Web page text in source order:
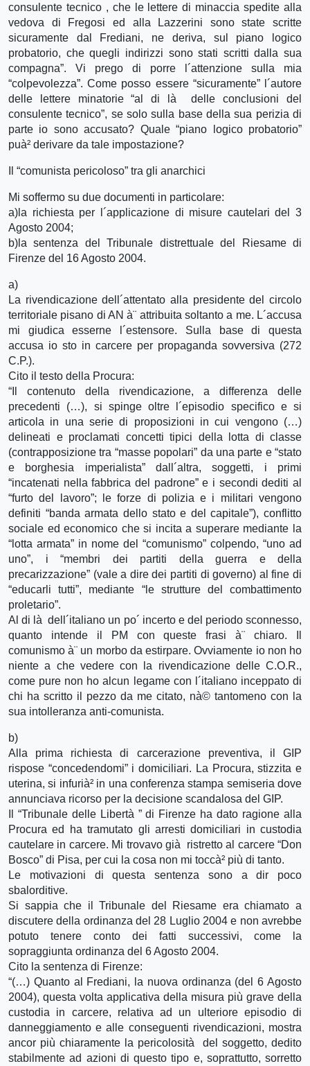
consulente tecnico , che le lettere di minaccia spedite alla
vedova di Fregosi ed alla Lazzerini sono state scritte
sicuramente dal Frediani, ne deriva, sul piano logico
probatorio, che quegli indirizzi sono stati scritti dalla sua
compagna”. Vi prego di porre l´attenzione sulla mia
“colpevolezza”. Come posso essere “sicuramente” l´autore
delle lettere minatorie “al di là delle conclusioni del
consulente tecnico”, se solo sulla base della sua perizia di
parte io sono accusato? Quale “piano logico probatorio”
puà² derivare da tale impostazione?
Il “comunista pericoloso” tra gli anarchici
Mi soffermo su due documenti in particolare:
a)la richiesta per l´applicazione di misure cautelari del 3
Agosto 2004;
b)la sentenza del Tribunale distrettuale del Riesame di
Firenze del 16 Agosto 2004.
a)
La rivendicazione dell´attentato alla presidente del circolo
territoriale pisano di AN à¨ attribuita soltanto a me. L´accusa
mi giudica esserne l´estensore. Sulla base di questa
accusa io sto in carcere per propaganda sovversiva (272
C.P.).
Cito il testo della Procura:
“Il contenuto della rivendicazione, a differenza delle
precedenti (…), si spinge oltre l´episodio specifico e si
articola in una serie di proposizioni in cui vengono (…)
delineati e proclamati concetti tipici della lotta di classe
(contrapposizione tra “masse popolari” da una parte e “stato
e borghesia imperialista” dall´altra, soggetti, i primi
“incatenati nella fabbrica del padrone” e i secondi dediti al
“furto del lavoro”; le forze di polizia e i militari vengono
definiti “banda armata dello stato e del capitale”), conflitto
sociale ed economico che si incita a superare mediante la
“lotta armata” in nome del “comunismo” colpendo, “uno ad
uno”, i “membri dei partiti della guerra e della
precarizzazione” (vale a dire dei partiti di governo) al fine di
“educarli tutti”, mediante “le strutture del combattimento
proletario”.
Al di là dell´italiano un po´ incerto e del periodo sconnesso,
quanto intende il PM con queste frasi à¨ chiaro. Il
comunismo à¨ un morbo da estirpare. Ovviamente io non ho
niente a che vedere con la rivendicazione delle C.O.R.,
come pure non ho alcun legame con l´italiano inceppato di
chi ha scritto il pezzo da me citato, nà© tantomeno con la
sua intolleranza anti-comunista.
b)
Alla prima richiesta di carcerazione preventiva, il GIP
rispose “concedendomi” i domiciliari. La Procura, stizzita e
uterina, si infurià² in una conferenza stampa semiseria dove
annunciava ricorso per la decisione scandalosa del GIP.
Il “Tribunale delle Libertà ” di Firenze ha dato ragione alla
Procura ed ha tramutato gli arresti domiciliari in custodia
cautelare in carcere. Mi trovavo già ristretto al carcere “Don
Bosco” di Pisa, per cui la cosa non mi toccà² più di tanto.
Le motivazioni di questa sentenza sono a dir poco
sbalorditive.
Si sappia che il Tribunale del Riesame era chiamato a
discutere della ordinanza del 28 Luglio 2004 e non avrebbe
potuto tenere conto dei fatti successivi, come la
sopraggiunta ordinanza del 6 Agosto 2004.
Cito la sentenza di Firenze:
“(…) Quanto al Frediani, la nuova ordinanza (del 6 Agosto
2004), questa volta applicativa della misura più grave della
custodia in carcere, relativa ad un ulteriore episodio di
danneggiamento e alle conseguenti rivendicazioni, mostra
ancor più chiaramente la pericolosità del soggetto, dedito
stabilmente ad azioni di questo tipo e, soprattutto, sorretto